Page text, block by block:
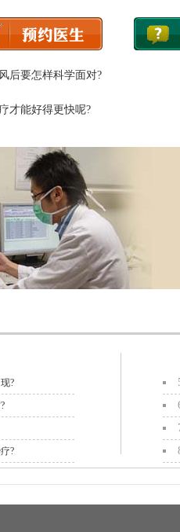
后要怎样科学面对?
才能好得更快呢?
?
?